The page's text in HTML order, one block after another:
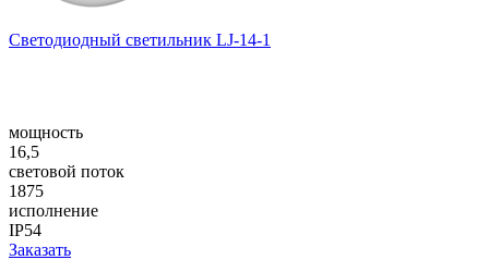
Светодиодный светильник LJ-14-1
мощность
16,5
световой поток
1875
исполнение
IP54
Заказать